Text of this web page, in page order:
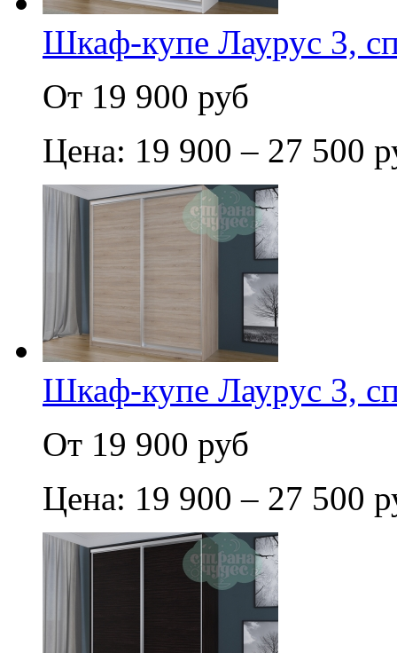
Шкаф-купе Лаурус 3,
От 19 900 руб
Цена: 19 900 – 27 500
Шкаф-купе Лаурус 3,
От 19 900 руб
Цена: 19 900 – 27 500